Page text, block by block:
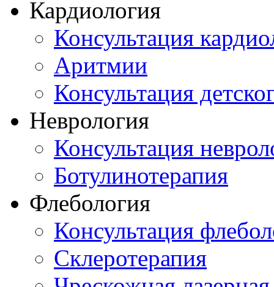
Кардиология
Консультация
Аритмии
Консультация
Неврология
Консультация
Ботулинотерапия
Флебология
Консультация
Склеротерапия